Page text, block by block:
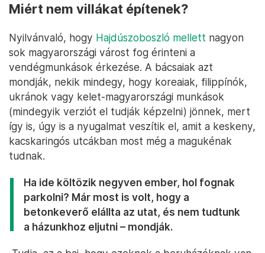
Miért nem villákat építenek?
Nyilvánvaló, hogy Hajdúszoboszló mellett nagyon
sok magyarországi várost fog érinteni a
vendégmunkások érkezése. A bácsaiak azt
mondják, nekik mindegy, hogy koreaiak, filippínók,
ukránok vagy kelet-magyarországi munkások
(mindegyik verziót el tudják képzelni) jönnek, mert
így is, úgy is a nyugalmat veszítik el, amit a keskeny,
kacskaringós utcákban most még a magukénak
tudnak.
Ha ide költözik negyven ember, hol fognak
parkolni? Már most is volt, hogy a
betonkeverő elállta az utat, és nem tudtunk
a házunkhoz eljutni – mondják.